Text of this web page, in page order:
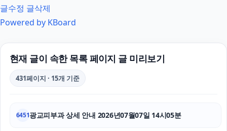
수원피부과
수원이혼전문변호사
글수정 글삭제
Powered by KBoard
현재 글이 속한 목록 페이지 글 미리보기
431페이지 · 15개 기준
6451광교피부과 상세 안내 2026년07월07일 14시05분